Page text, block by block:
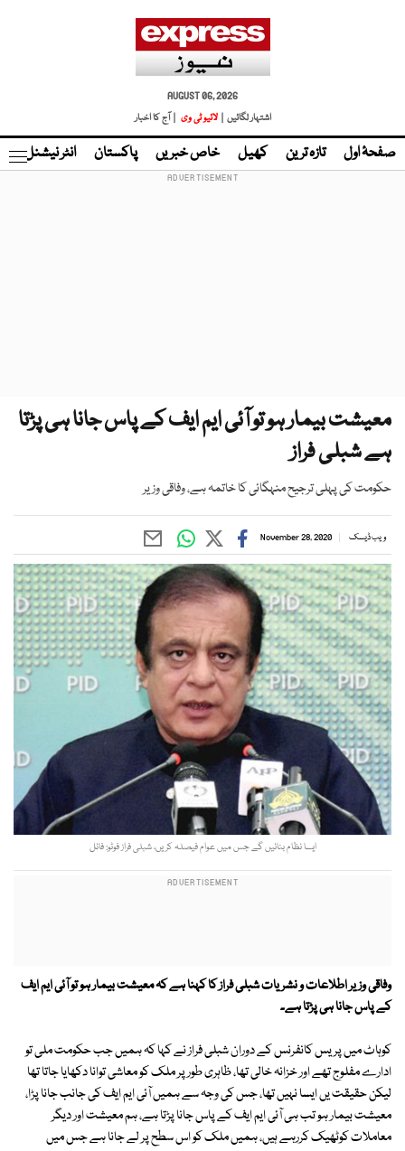
AUGUST 06, 2026
اشتہار لگائیں |
لائیو ٹی وی | آج کا اخبار
صفحۂ اول تازہ ترین کھیل خاص خبریں پاکستان انٹر نیشنل
معیشت بیمار ہو تو آئی ایم ایف کے پاس جانا ہی پڑتا
ہے شبلی فراز
حکومت کی پہلی ترجیح منہگائی کا خاتمہ ہے، وفاقی وزیر
ویب ڈیسک November 28, 2020
ایسا نظام بنائیں گے جس میں عوام فیصلہ کریں، شبلی فراز فوٹو: فائل
وفاقی وزیر اطلاعات و نشریات شبلی فراز کا کہنا ہے کہ معیشت بیمار ہو تو آئی ایم ایف
کے پاس جانا ہی پڑتا ہے۔
کوہاٹ میں پریس کانفرنس کے دوران شبلی فراز نے کہا کہ ہمیں جب حکومت ملی تو
ادارے مفلوج تھے اور خزانہ خالی تھا، ظاہری طور پر ملک کو معاشی توانا دکھایا جاتا تھا
لیکن حقیقت یں ایسا نہیں تھا، جس کی وجہ سے ہمیں آئی ایم ایف کی جانب جانا پڑا،
معیشت بیمار ہو تب ہی آئی ایم ایف کے پاس جانا پڑتا ہے، ہم معیشت اور دیگر
معاملات کوٹھیک کررہے ہیں، ہمیں ملک کو اس سطح پر لے جانا ہے جس میں